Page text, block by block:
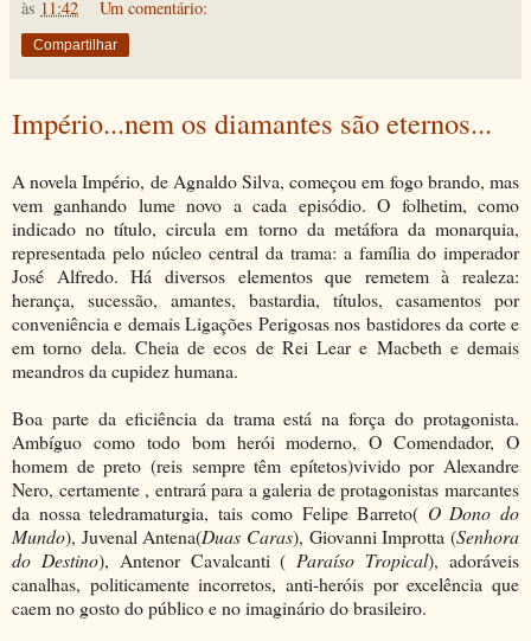
às 11:42 Um comentário:
Compartilhar
Império...nem os diamantes são eternos...
A novela Império, de Agnaldo Silva, começou em fogo brando, mas
vem ganhando lume novo a cada episódio. O folhetim, como
indicado no título, circula em torno da metáfora da monarquia,
representada pelo núcleo central da trama: a família do imperador
José Alfredo. Há diversos elementos que remetem à realeza:
herança, sucessão, amantes, bastardia, títulos, casamentos por
conveniência e demais Ligações Perigosas nos bastidores da corte e
em torno dela. Cheia de ecos de Rei Lear e Macbeth e demais
meandros da cupidez humana.
Boa parte da eficiência da trama está na força do protagonista.
Ambíguo como todo bom herói moderno, O Comendador, O
homem de preto (reis sempre têm epítetos)vivido por Alexandre
Nero, certamente , entrará para a galeria de protagonistas marcantes
da nossa teledramaturgia, tais como Felipe Barreto( O Dono do
Mundo), Juvenal Antena(Duas Caras), Giovanni Improtta (Senhora
do Destino), Antenor Cavalcanti (Paraíso Tropical), adoráveis
canalhas, politicamente incorretos, anti-heróis por excelência que
caem no gosto do público e no imaginário do brasileiro.